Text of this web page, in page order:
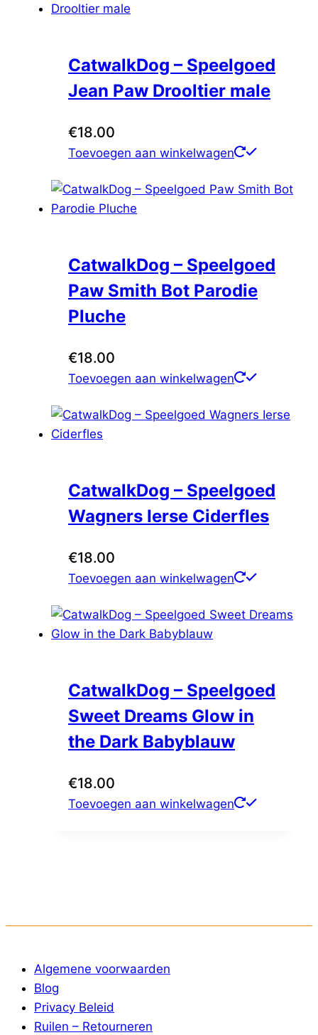
CatwalkDog – Speelgoed
Jean Paw Drooltier male
€18.00
Toevoegen aan winkelwagen
CatwalkDog – Speelgoed
Paw Smith Bot Parodie
Pluche
€18.00
Toevoegen aan winkelwagen
CatwalkDog – Speelgoed
Wagners Ierse Ciderfles
€18.00
Toevoegen aan winkelwagen
CatwalkDog – Speelgoed
Sweet Dreams Glow in
the Dark Babyblauw
€18.00
Toevoegen aan winkelwagen
Algemene voorwaarden
Blog
Privacy Beleid
Ruilen – Retourneren